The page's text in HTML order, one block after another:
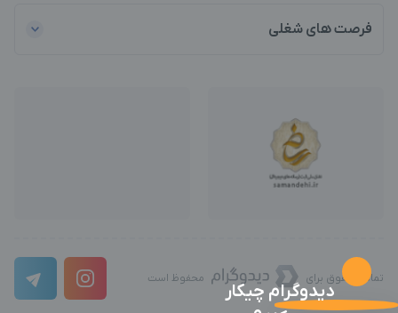
فرصت های شغلی
تمامی حقوق برای محفوظ است
دیدوگرام چیکار